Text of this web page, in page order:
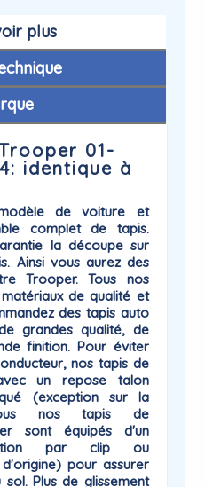
plus
01-
identique à
de voiture et
complet de tapis.
la découpe sur
Ainsi vous aurez des
Trooper. Tous nos
de qualité et
des tapis auto
grandes qualité, de
finition. Pour éviter
nos tapis de
un repose talon
(exception sur la
nostapis de
sont équipés d'un
par clip ou
pour assurer
Plus de glissement